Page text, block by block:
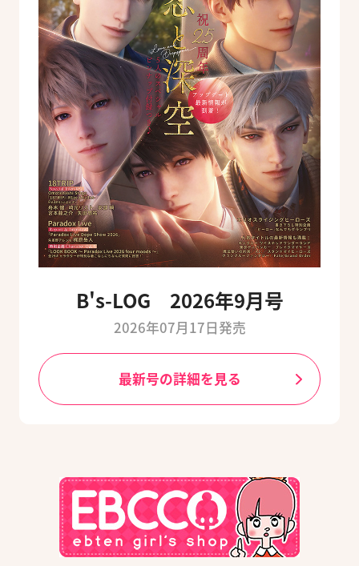
B's-LOG 2026年9月号
2026年07月17日発売
最新号の詳細を見る